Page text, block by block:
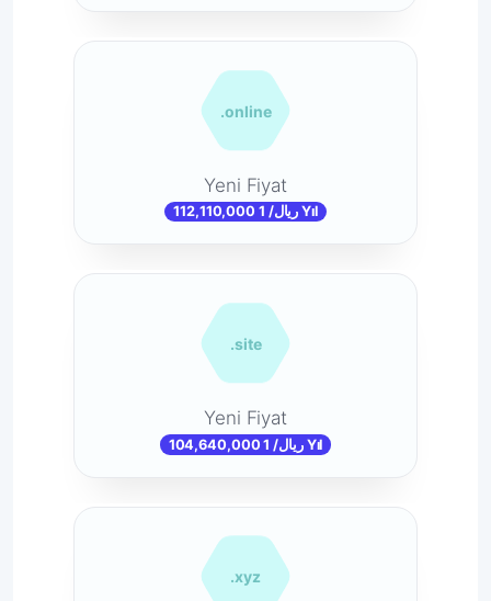
.online
Yeni Fiyat
112,110,000 ریال/ 1 Yıl
.site
Yeni Fiyat
104,640,000 ریال/ 1 Yıl
.xyz